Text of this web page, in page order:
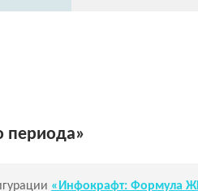
периода»
«Инфокрафт: Формула